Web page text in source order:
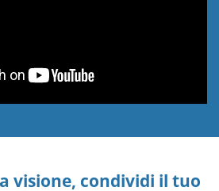
visione, condividi il tuo